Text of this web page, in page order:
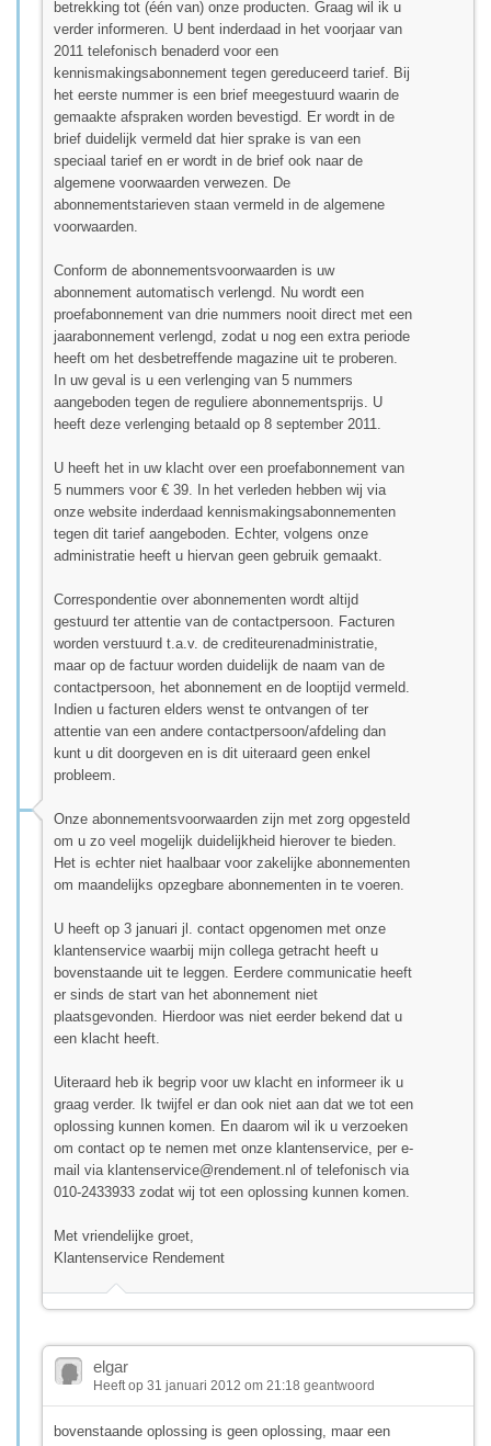
betrekking tot (één van) onze producten. Graag wil ik u
verder informeren. U bent inderdaad in het voorjaar van
2011 telefonisch benaderd voor een
kennismakingsabonnement tegen gereduceerd tarief. Bij
het eerste nummer is een brief meegestuurd waarin de
gemaakte afspraken worden bevestigd. Er wordt in de
brief duidelijk vermeld dat hier sprake is van een
speciaal tarief en er wordt in de brief ook naar de
algemene voorwaarden verwezen. De
abonnementstarieven staan vermeld in de algemene
voorwaarden.
Conform de abonnementsvoorwaarden is uw
abonnement automatisch verlengd. Nu wordt een
proefabonnement van drie nummers nooit direct met een
jaarabonnement verlengd, zodat u nog een extra periode
heeft om het desbetreffende magazine uit te proberen.
In uw geval is u een verlenging van 5 nummers
aangeboden tegen de reguliere abonnementsprijs. U
heeft deze verlenging betaald op 8 september 2011.
U heeft het in uw klacht over een proefabonnement van
5 nummers voor € 39. In het verleden hebben wij via
onze website inderdaad kennismakingsabonnementen
tegen dit tarief aangeboden. Echter, volgens onze
administratie heeft u hiervan geen gebruik gemaakt.
Correspondentie over abonnementen wordt altijd
gestuurd ter attentie van de contactpersoon. Facturen
worden verstuurd t.a.v. de crediteurenadministratie,
maar op de factuur worden duidelijk de naam van de
contactpersoon, het abonnement en de looptijd vermeld.
Indien u facturen elders wenst te ontvangen of ter
attentie van een andere contactpersoon/afdeling dan
kunt u dit doorgeven en is dit uiteraard geen enkel
probleem.
Onze abonnementsvoorwaarden zijn met zorg opgesteld
om u zo veel mogelijk duidelijkheid hierover te bieden.
Het is echter niet haalbaar voor zakelijke abonnementen
om maandelijks opzegbare abonnementen in te voeren.
U heeft op 3 januari jl. contact opgenomen met onze
klantenservice waarbij mijn collega getracht heeft u
bovenstaande uit te leggen. Eerdere communicatie heeft
er sinds de start van het abonnement niet
plaatsgevonden. Hierdoor was niet eerder bekend dat u
een klacht heeft.
Uiteraard heb ik begrip voor uw klacht en informeer ik u
graag verder. Ik twijfel er dan ook niet aan dat we tot een
oplossing kunnen komen. En daarom wil ik u verzoeken
om contact op te nemen met onze klantenservice, per e-
mail via klantenservice@rendement.nl of telefonisch via
010-2433933 zodat wij tot een oplossing kunnen komen.
Met vriendelijke groet,
Klantenservice Rendement
elgar
Heeft op 31 januari 2012 om 21:18 geantwoord
bovenstaande oplossing is geen oplossing, maar een